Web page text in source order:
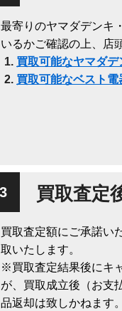
最寄りのヤマダデンキ
いるかご確認の上、店
買取可能なヤマダデ
買取可能なベスト電
買取査定
買取査定額にご承諾い
取いたします。
※買取査定結果後にキ
が、買取成立後（お支
品返却は致しかねます。